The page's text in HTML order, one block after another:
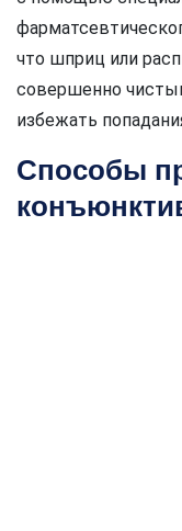
что шприц или
совершенно
избежать
Способы